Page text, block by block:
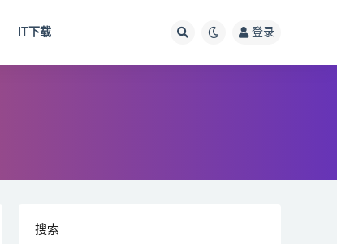
IT下载 登录
搜索